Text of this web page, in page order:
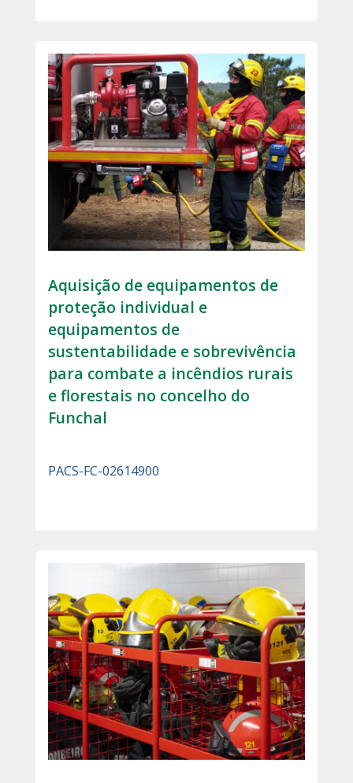
Aquisição de equipamentos de
proteção individual e
equipamentos de
sustentabilidade e sobrevivência
para combate a incêndios rurais
e florestais no concelho do
Funchal
PACS-FC-02614900